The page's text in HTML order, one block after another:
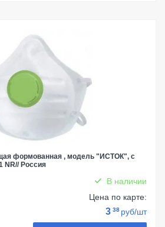
формованная , модель "ИСТОК", с
NR// Россия
В наличии
Цена по карте:
3 38 руб/шт